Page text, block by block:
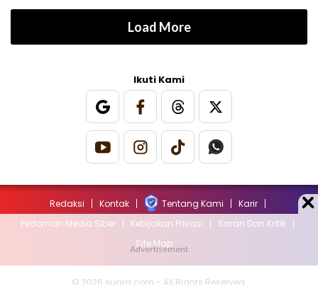
Load More
Ikuti Kami
Redaksi Kontak Tentang Kami
Karir
Pedoman Media Siber
Kebijakan Privasi
Saran Dan Kritik
Site Map
© 2026 suara.com - All Rights Reserved.